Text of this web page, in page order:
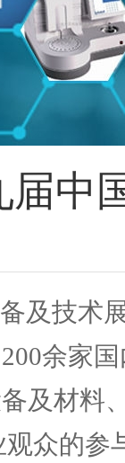
届中
及技术
余家
及材料
众的参